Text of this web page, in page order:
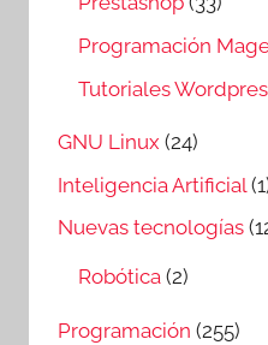
Programación
Tutoriales
GNU Linux (24)
Inteligencia Artificial
Nuevas tecnologías
Robótica (2)
Programación (255)